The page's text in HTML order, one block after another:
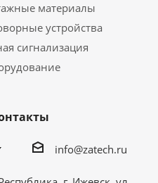
материалы
устройства
сигнализация
info@zatech.ru